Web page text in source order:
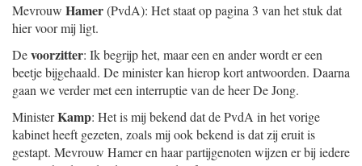
Mevrouw Hamer(PvdA): Het staat op pagina 3 van het stuk dat
hier voor mij ligt.
Devoorzitter: Ik begrijp het, maar een en ander wordt er een
beetje bijgehaald. De minister kan hierop kort antwoorden. Daarna
gaan we verder met een interruptie van de heer De Jong.
MinisterKamp: Het is mij bekend dat de PvdA in het vorige
kabinet heeft gezeten, zoals mij ook bekend is dat zij eruit is
gestapt. Mevrouw Hamer en haar partijgenoten wijzen er bij iedere